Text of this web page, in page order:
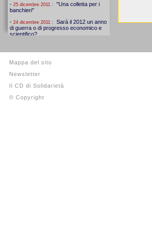
Mappa del sito
Newsletter
Il CD di Solidarietà
© Copyright